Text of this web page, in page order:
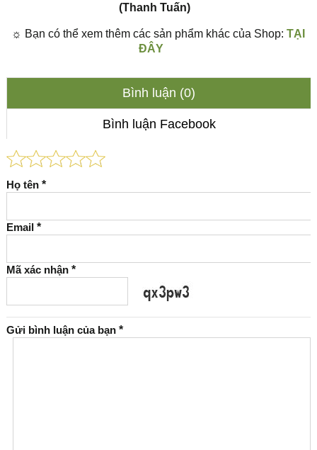
(Thanh Tuấn)
☼ Bạn có thể xem thêm các sản phẩm khác của Shop:TẠI
ĐÂY
Bình luận (0)
Bình luận Facebook
Họ tên *
Email *
Mã xác nhận *
Gửi bình luận của bạn *